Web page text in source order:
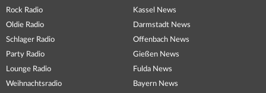
Rock Radio
Oldie Radio
Schlager Radio
Party Radio
Lounge Radio
Weihnachtsradio
Kassel News
Darmstadt News
Offenbach News
Gießen News
Fulda News
Bayern News